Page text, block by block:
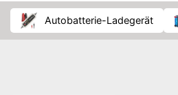
Autobatterie-Ladegerät